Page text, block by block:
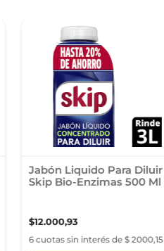
Jabón Liquido Para Diluir
Skip Bio-Enzimas 500 Ml
$12.000,93
6 cuotas sin interés de $ 2000,15